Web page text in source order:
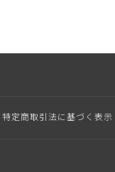
特定商取引法に基づく表示